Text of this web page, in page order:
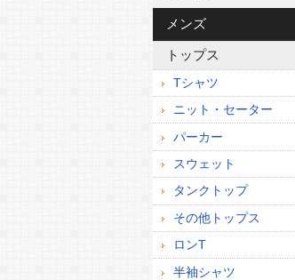
メンズ
トップス
Tシャツ
ニット・セーター
パーカー
スウェット
タンクトップ
その他トップス
ロンT
半袖シャツ